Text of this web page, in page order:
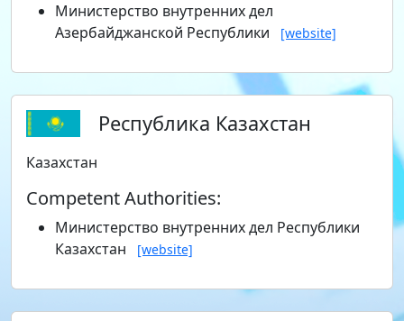
Министерство внутренних дел
Азербайджанской Республики
[website]
Республика Казахстан
Казахстан
Competent Authorities:
Министерство внутренних дел Республики
Казахстан
[website]